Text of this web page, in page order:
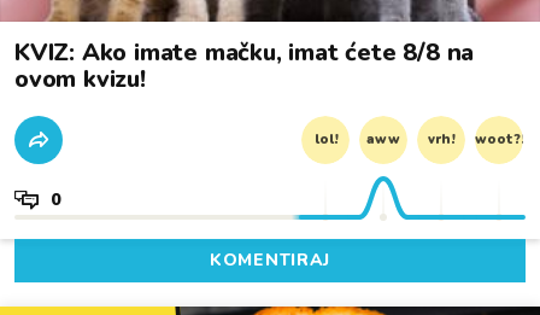
KVIZ: Ako imate mačku, imat ćete 8/8 na
ovom kvizu!
lol! aww vrh! woot?!
0
KOMENTIRAJ